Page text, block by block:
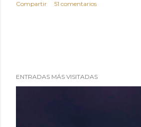
Compartir 51 comentarios
ENTRADAS MÁS VISITADAS